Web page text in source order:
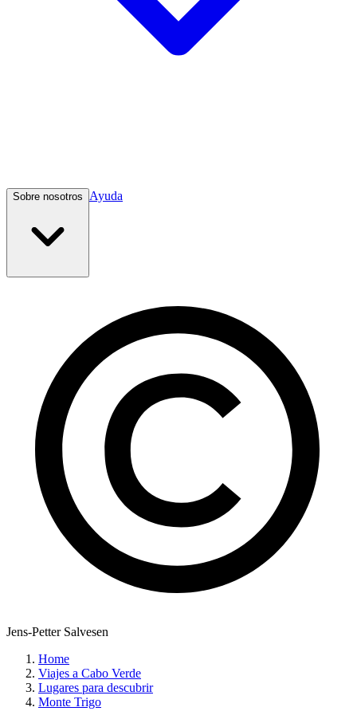
Sobre nosotros Ayuda
Jens-Petter Salvesen
Home
Viajes a Cabo Verde
Lugares para descubrir
Monte Trigo